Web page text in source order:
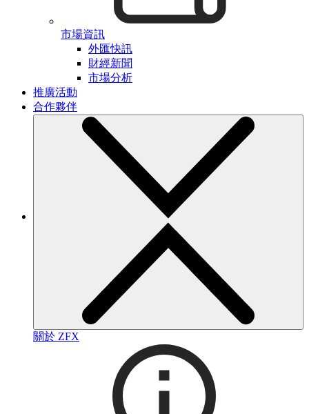
市場資訊
外匯快訊
財經新聞
市場分析
推廣活動
合作夥伴
關於 ZFX